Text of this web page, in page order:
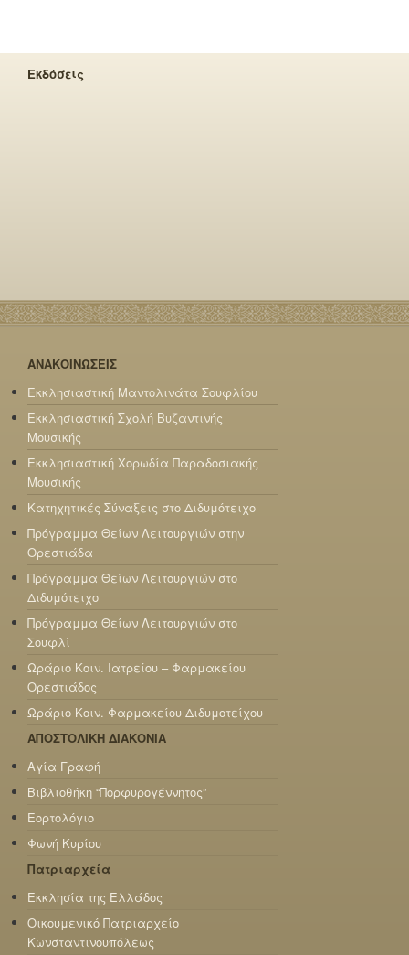
Εκδόσεις
ΑΝΑΚΟΙΝΩΣΕΙΣ
Εκκλησιαστική Μαντολινάτα Σουφλίου
Εκκλησιαστική Σχολή Βυζαντινής
Μουσικής
Εκκλησιαστική Χορωδία Παραδοσιακής
Μουσικής
Κατηχητικές Σύναξεις στο Διδυμότειχο
Πρόγραμμα Θείων Λειτουργιών στην
Ορεστιάδα
Πρόγραμμα Θείων Λειτουργιών στο
Διδυμότειχο
Πρόγραμμα Θείων Λειτουργιών στο
Σουφλί
Ωράριο Κοιν. Ιατρείου – Φαρμακείου
Ορεστιάδος
Ωράριο Κοιν. Φαρμακείου Διδυμοτείχου
ΑΠΟΣΤΟΛΙΚΗ ΔΙΑΚΟΝΙΑ
Αγία Γραφή
Βιβλιοθήκη “Πορφυρογέννητος”
Εορτολόγιο
Φωνή Κυρίου
Πατριαρχεία
Εκκλησία της Ελλάδος
Οικουμενικό Πατριαρχείο
Κωνσταντινουπόλεως